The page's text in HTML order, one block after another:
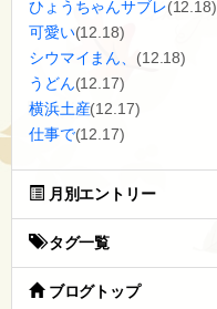
ひょうちゃんサブレ(12.18)
可愛い(12.18)
シウマイまん、 (12.18)
うどん(12.17)
横浜土産(12.17)
仕事で(12.17)
月別エントリー
タグ一覧
ブログトップ